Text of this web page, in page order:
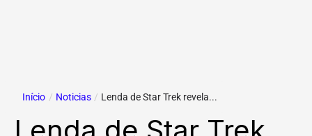
Início / Noticias / Lenda de Star Trek revela...